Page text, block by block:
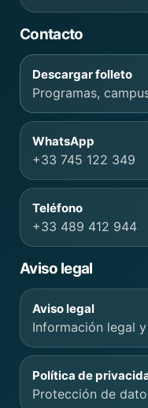
Contacto
Descargar folleto
Programas,
WhatsApp
+33 745 122 349
Teléfono
+33 489 412 944
Aviso legal
Aviso legal
Información legal
Política de
Protección de